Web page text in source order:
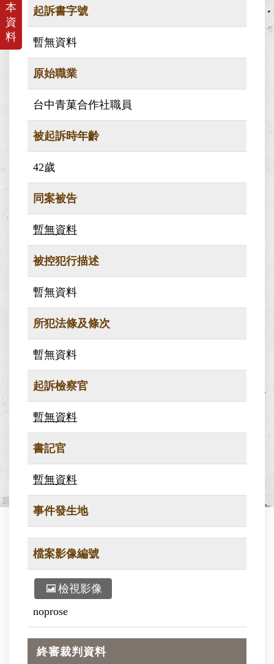
本
資
料
起訴書字號
暫無資料
原始職業
台中青菓合作社職員
被起訴時年齡
42歲
同案被告
暫無資料
被控犯行描述
暫無資料
所犯法條及條次
暫無資料
起訴檢察官
暫無資料
書記官
暫無資料
事件發生地
檔案影像編號
檢視影像
noprose
終審裁判資料